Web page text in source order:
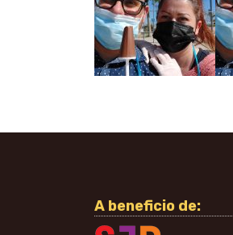
A beneficio de: